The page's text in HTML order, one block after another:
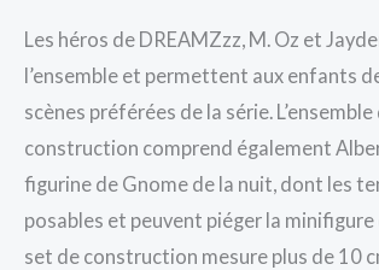
Les héros de DREAMZzz, M. Oz et
l’ensemble et permettent aux enfants
scènes préférées de la série. L’ensemble
construction comprend également
figurine de Gnome de la nuit, dont les
posables et peuvent piéger la minifigure
set de construction mesure plus de 10